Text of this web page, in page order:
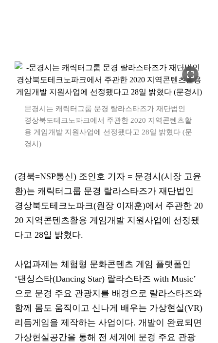
fullscreen
문경시는 캐릭터그룹 문경 랄라스타즈가 재단법인
경상북도테크노파크에서 주관한 2020 지역콘텐츠활
용 게임개발 지원사업에 선정됐다고 28일 밝혔다 (문
경시)
(경북=NSP통신) 조인호 기자 = 문경시(시장 고윤
환)는 캐릭터그룹 문경 랄라스타즈가 재단법인
경상북도테크노파크(원장 이재훈)에서 주관한 20
20 지역콘텐츠활용 게임개발 지원사업에 선정됐
다고 28일 밝혔다.
사업과제는 체험형 문화콘텐츠 게임 플랫폼인
‘댄싱스타(Dancing Star) 랄라스타즈 with Music’
으로 문경 주요 관광지를 배경으로 랄라스타즈와
함께 몸도 움직이고 신나게 배우는 가상현실(VR)
리듬게임을 제작하는 사업이다. 개발이 완료되면
가상현실공간을 통해 전 세계에 문경 주요 관광